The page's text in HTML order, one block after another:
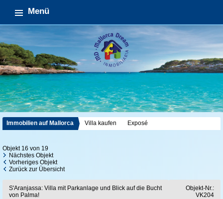
Menü
Immobilien auf Mallorca Villa kaufen Exposé
Objekt 16 von 19
Nächstes Objekt
Vorheriges Objekt
Zurück zur Übersicht
S'Aranjassa: Villa mit Parkanlage und Blick auf die Bucht
von Palma!
Objekt-Nr.:
VK204